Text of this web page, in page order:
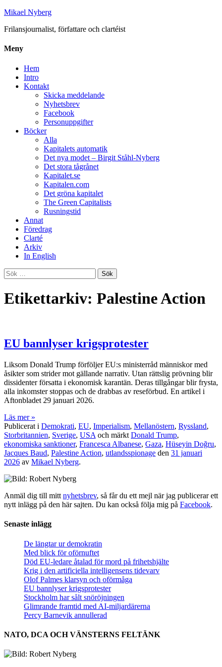
Mikael Nyberg
Frilansjournalist, författare och clartéist
Meny
Hem
Intro
Kontakt
Skicka meddelande
Nyhetsbrev
Facebook
Personuppgifter
Böcker
Alla
Kapitalets automatik
Det nya modet – Birgit Ståhl-Nyberg
Det stora tågrånet
Kapitalet.se
Kapitalen.com
Det gröna kapitalet
The Green Capitalists
Rusningstid
Annat
Föredrag
Clarté
Arkiv
In English
Sök
efter:
Etikettarkiv: Palestine Action
EU bannlyser krigsprotester
Liksom Donald Trump förföljer EU:s ministerråd människor med
åsikter som strider mot gällande narrativ. Utan rättslig prövning blir
dissidenter försatta i ekonomisk karantän. Deras tillgångar blir frysta,
alla inkomster stoppas och de drabbas av reseförbud. En artikel i
Aftonbladet 29 januari 2026.
Läs mer »
Publicerat i Demokrati, EU, Imperialism, Mellanöstern, Ryssland,
Storbritannien, Sverige, USA och märkt Donald Trump,
ekonomiska sanktioner, Francesca Albanese, Gaza, Hüseyin Doğru,
Jacques Baud, Palestine Action, utlandsspionage den 31 januari
2026 av Mikael Nyberg.
Anmäl dig till mitt nyhetsbrev, så får du ett mejl när jag publicerar ett
nytt inlägg på den här sajten. Du kan också följa mig på Facebook.
Senaste inlägg
De längtar ur demokratin
Med blick för oförnuftet
Död EU-ledare åtalad för mord på frihetshjälte
Krig i den artificiella intelligensens tidevarv
Olof Palmes klarsyn och oförmåga
EU bannlyser krigsprotester
Stockholm har sålt snöröjningen
Glimrande framtid med AI-miljardärerna
Percy Barnevik annullerad
NATO, DCA OCH VÄNSTERNS FELTÄNK